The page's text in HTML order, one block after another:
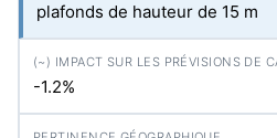
plafonds de hauteur de 15 m
-1.2%